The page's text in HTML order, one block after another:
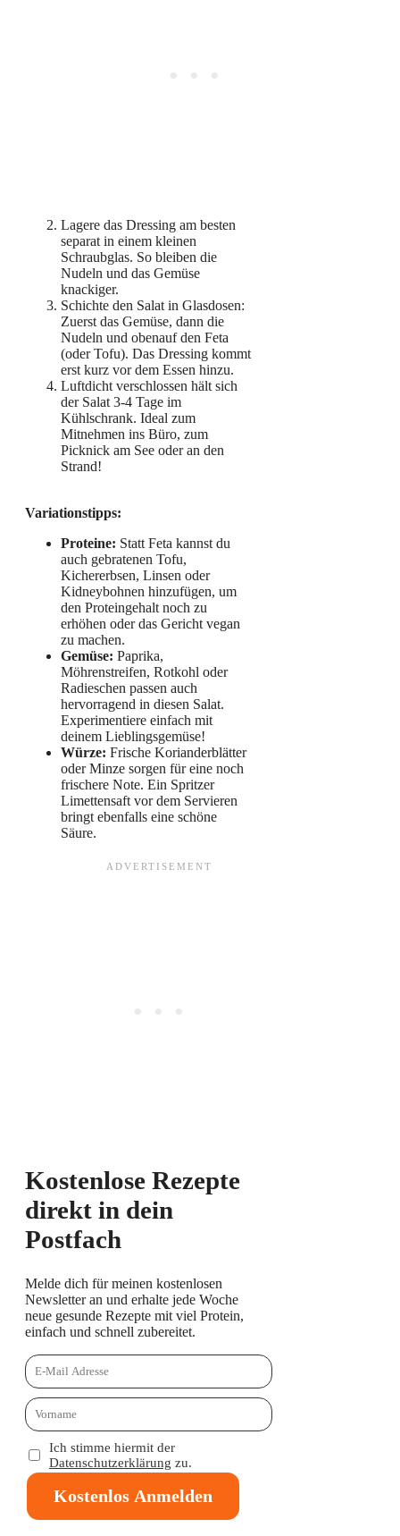
Lagere das Dressing am besten
separat in einem kleinen
Schraubglas. So bleiben die
Nudeln und das Gemüse
knackiger.
Schichte den Salat in Glasdosen:
Zuerst das Gemüse, dann die
Nudeln und obenauf den Feta
(oder Tofu). Das Dressing kommt
erst kurz vor dem Essen hinzu.
Luftdicht verschlossen hält sich
der Salat 3-4 Tage im
Kühlschrank. Ideal zum
Mitnehmen ins Büro, zum
Picknick am See oder an den
Strand!
Variationstipps:
Proteine: Statt Feta kannst du
auch gebratenen Tofu,
Kichererbsen, Linsen oder
Kidneybohnen hinzufügen, um
den Proteingehalt noch zu
erhöhen oder das Gericht vegan
zu machen.
Gemüse: Paprika,
Möhrenstreifen, Rotkohl oder
Radieschen passen auch
hervorragend in diesen Salat.
Experimentiere einfach mit
deinem Lieblingsgemüse!
Würze: Frische Korianderblätter
oder Minze sorgen für eine noch
frischere Note. Ein Spritzer
Limettensaft vor dem Servieren
bringt ebenfalls eine schöne
Säure.
Kostenlose Rezepte
direkt in dein
Postfach
Melde dich für meinen kostenlosen
Newsletter an und erhalte jede Woche
neue gesunde Rezepte mit viel Protein,
einfach und schnell zubereitet.
Ich stimme hiermit der
Datenschutzerklärung zu.
Kostenlos Anmelden